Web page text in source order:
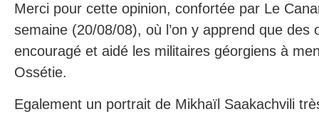
Merci pour cette opinion, confortée par Le
semaine (20/08/08), où l’on y apprend que des
encouragé et aidé les militaires géorgiens à
Ossétie.
Egalement un portrait de Mikhaïl Saakachvili